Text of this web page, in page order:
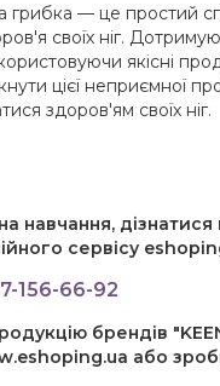
грибка — це простий
своїх ніг.
якісні
цієї неприємної
здоров'ям своїх ніг.
навчання,
сервісу
156-66-92
брендів
або